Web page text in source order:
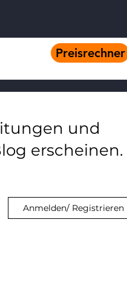
Preisrechner
und
erscheinen.
Anmelden/ Registrieren